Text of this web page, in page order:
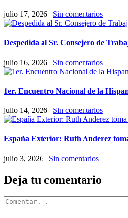
julio 17, 2026 | Sin comentarios
Despedida al Sr. Consejero de
julio 16, 2026 | Sin comentarios
1er. Encuentro Nacional de la
julio 14, 2026 | Sin comentarios
España Exterior: Ruth Anderez
julio 3, 2026 | Sin comentarios
Deja tu comentario
Comentar